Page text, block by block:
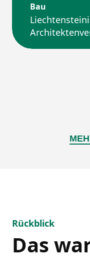
Bau
Rückblick
Das